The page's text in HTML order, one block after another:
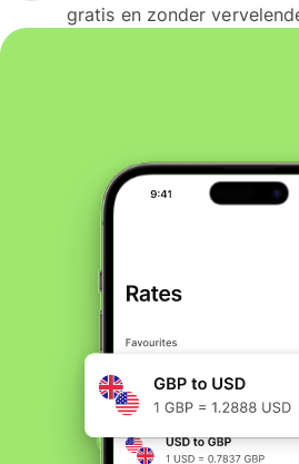
gratis en zonder